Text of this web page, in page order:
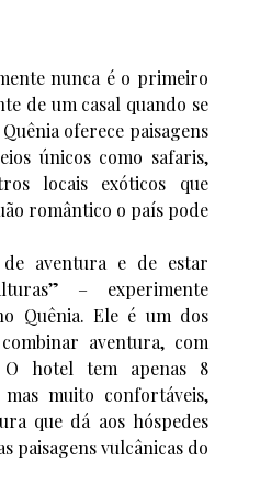
nunca é o primeiro
de um casal quando se
oferece paisagens
únicos como safaris,
locais exóticos que
romântico o país pode
aventura e de estar
– experimente
Quênia. Ele é um dos
aventura, com
hotel tem apenas 8
muito confortáveis,
que dá aos hóspedes
paisagens vulcânicas do